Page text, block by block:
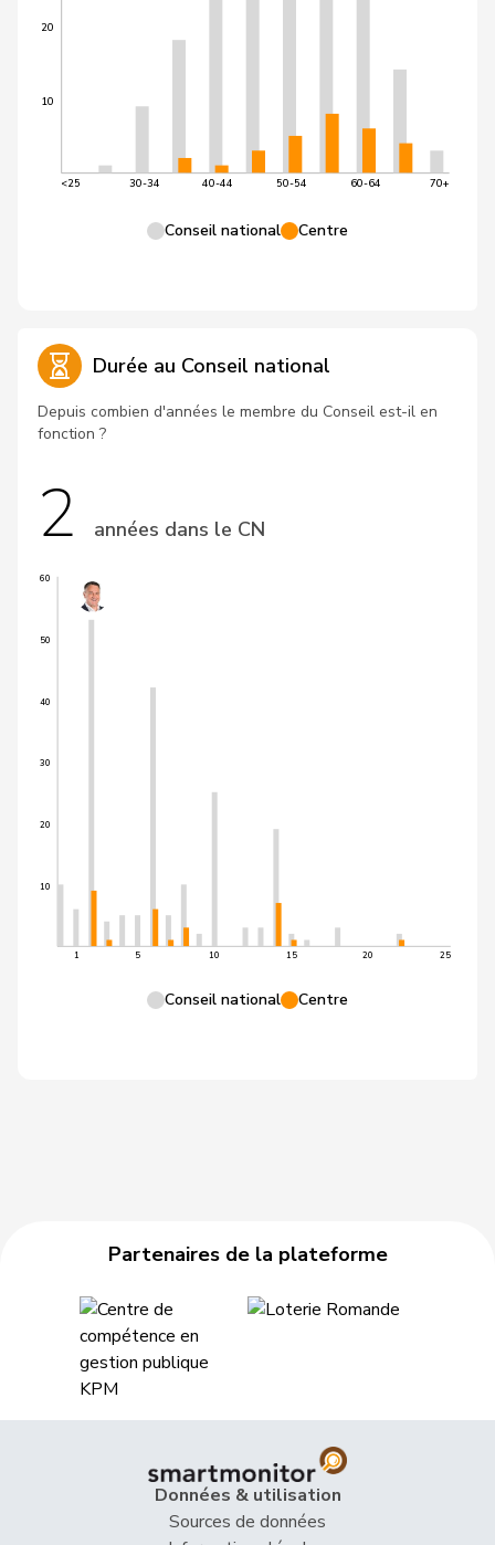
10
20
<25 30-34 40-44 50-54 60-64 70+
Conseil national Centre
Durée au Conseil national
Depuis combien d'années le membre du Conseil est-il en
fonction ?
2 années dans le CN
10
20
30
40
50
60
1 5 10 15 20 25
Conseil national Centre
Partenaires de la plateforme
Données & utilisation
Sources de données